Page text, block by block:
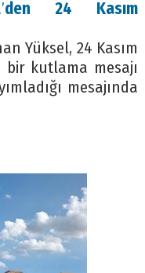
’den 24 Kasım
Yüksel, 24 Kasım
kutlama mesajı
mesajında